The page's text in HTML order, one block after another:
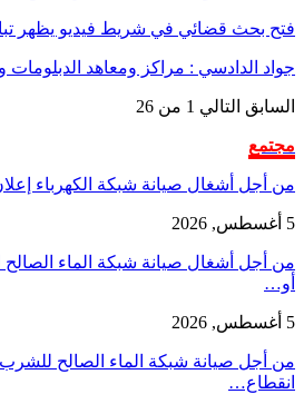
فتح بحث قضائي في شريط فيديو يظهر
جواد الدادسي : مراكز ومعاهد الدبلومات
السابق التالي 1 من 26
مجتمع
من أجل أشغال صيانة شبكة الكهرباء
5 أغسطس, 2026
من أجل أشغال صيانة شبكة الماء
أو…
5 أغسطس, 2026
من أجل صيانة شبكة الماء الصالح
انقطاع…